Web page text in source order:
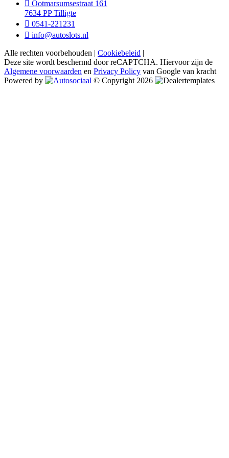
Ootmarsumsestraat 161
7634 PP Tilligte
0541-221231
info@autoslots.nl
Alle rechten voorbehouden | Cookiebeleid |
Deze site wordt beschermd door reCAPTCHA. Hiervoor zijn de
Algemene voorwaarden en Privacy Policy van Google van kracht
Powered by
© Copyright 2026